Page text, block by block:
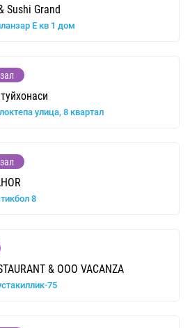
Sushi Grand
E кв 1 дом
улица, 8 квартал
8
& OOO VACANZA
75